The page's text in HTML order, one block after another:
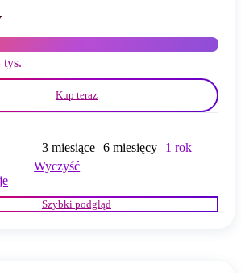
tys.
Kup teraz
3 miesiące 6 miesięcy
1 rok
Wyczyść
Ten
produkt
ma
Szybki podgląd